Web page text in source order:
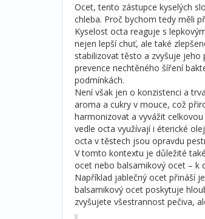
Ocet, tento zástupce kyselých
chleba. Proč bychom tedy měli
Kyselost octa reaguje s
nejen lepší chuť, ale také
stabilizovat těsto a zvyšuje jeho
prevence nechtěného šíření
podmínkách.
Není však jen o konzistenci a
aroma a cukry v mouce, což
harmonizovat a vyvážit
vedle octa využívají i éterické
octa v těstech jsou opravdu
V tomto kontextu je důležité
ocet nebo balsamikový ocet – k
Například jablečný ocet přináší
balsamikový ocet poskytuje
zvyšujete všestrannost pečiva,